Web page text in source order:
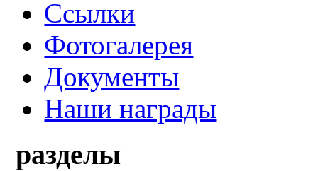
Ссылки
Фотогалерея
Документы
Наши награды
разделы